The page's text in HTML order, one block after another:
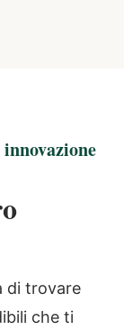
di trovare
che ti